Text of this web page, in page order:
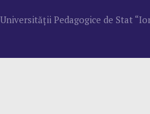
Pedagogice de Stat